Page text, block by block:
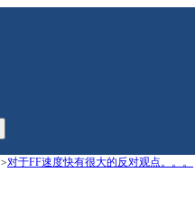
>对于FF速度快有很大的反对观点。。。